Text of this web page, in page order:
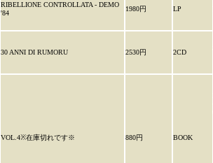
RIBELLIONE CONTROLLATA - DEMO
'84
1980円 LP
30 ANNI DI RUMORU 2530円 2CD
VOL.4※在庫切れです※ 880円 BOOK